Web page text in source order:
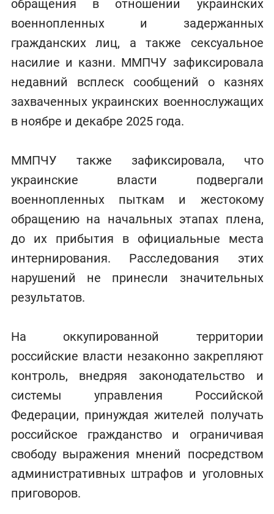
обращения в отношении украинских
военнопленных и задержанных
гражданских лиц, а также сексуальное
насилие и казни. ММПЧУ зафиксировала
недавний всплеск сообщений о казнях
захваченных украинских военнослужащих
в ноябре и декабре 2025 года.
ММПЧУ также зафиксировала, что
украинские власти подвергали
военнопленных пыткам и жестокому
обращению на начальных этапах плена,
до их прибытия в официальные места
интернирования. Расследования этих
нарушений не принесли значительных
результатов.
На оккупированной территории
российские власти незаконно закрепляют
контроль, внедряя законодательство и
системы управления Российской
Федерации, принуждая жителей получать
российское гражданство и ограничивая
свободу выражения мнений посредством
административных штрафов и уголовных
приговоров.